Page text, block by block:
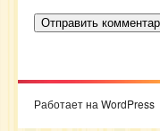
Работает на WordPress